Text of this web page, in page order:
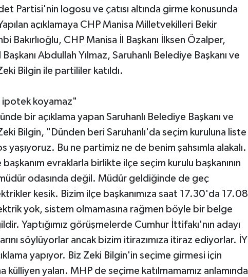
Partisi'nin logosu ve çatısı altında girme konusunda
açıklamaya CHP Manisa Milletvekilleri Bekir
Bakırlıoğlu, CHP Manisa İl Başkanı İlksen Özalper,
Abdullah Yılmaz, Saruhanlı Belediye Başkanı ve
Bilgin ile partililer katıldı.
ipotek koyamaz"
bir açıklama yapan Saruhanlı Belediye Başkanı ve
Bilgin, "Dünden beri Saruhanlı'da seçim kuruluna liste
yaşıyoruz. Bu ne partimiz ne de benim şahsımla alakalı.
evraklarla birlikte ilçe seçim kurulu başkanının
odasında değil. Müdür geldiğinde de geç
kesik. Bizim ilçe başkanımıza saat 17.30'da 17.08
yok, sistem olmamasına rağmen böyle bir belge
Yaptığımız görüşmelerde Cumhur İttifakı'nın adayı
söylüyorlar ancak bizim itirazımıza itiraz ediyorlar. İYİ
yapıyor. Biz Zeki Bilgin'in seçime girmesi için
yalan. MHP de seçime katılmamamız anlamında